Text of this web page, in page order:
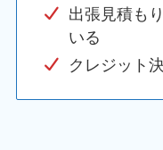
出張見積も
いる
クレジット